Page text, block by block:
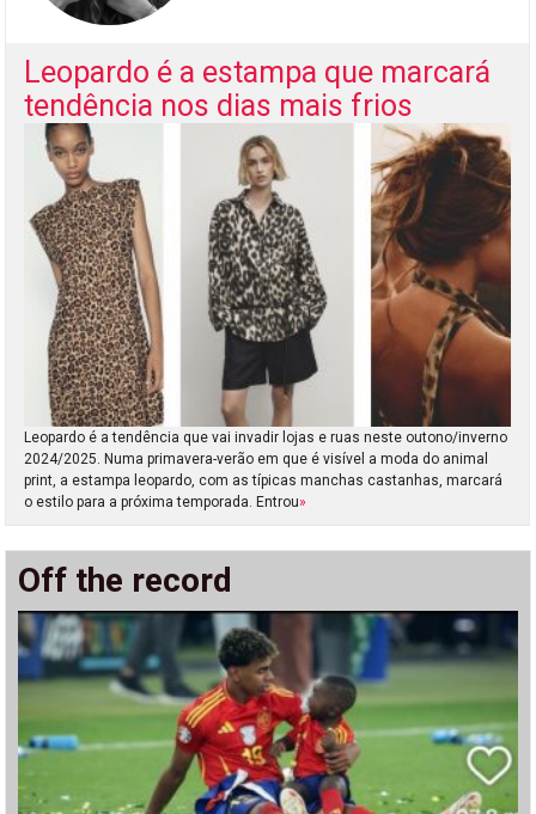
Leopardo é a estampa que marcará
tendência nos dias mais frios
Leopardo é a tendência que vai invadir lojas e ruas neste outono/inverno
2024/2025. Numa primavera-verão em que é visível a moda do animal
print, a estampa leopardo, com as típicas manchas castanhas, marcará
o estilo para a próxima temporada. Entrou»
Off the record